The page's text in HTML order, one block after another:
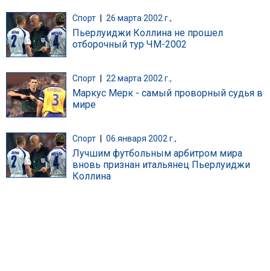
Спорт 26 марта 2002 г.,
Пьерлуиджи Коллина не прошел
отборочный тур ЧМ-2002
Спорт 22 марта 2002 г.,
Маркус Мерк - самый проворный судья в
мире
Спорт 06 января 2002 г.,
Лучшим футбольным арбитром мира
вновь признан итальянец Пьерлуиджи
Коллина